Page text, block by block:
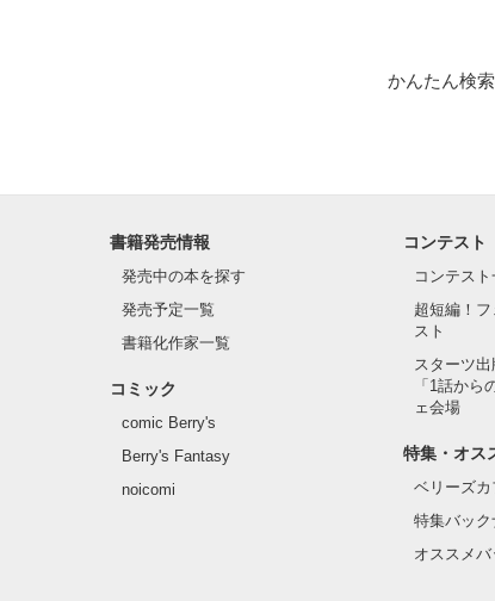
かんたん検
書籍発売情報
発売中の本を探す
発売予定一覧
書籍化作家一覧
コミック
comic Berry's
Berry's Fantasy
noicomi
コンテスト
コンテスト
超短編！
スト
スターツ
「1話から
ェ会場
特集・オス
ベリーズ
特集バック
オススメ